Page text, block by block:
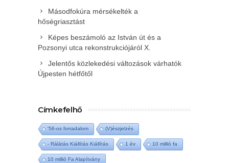
Másodfokúra mérsékelték a
hőségriasztást
Képes beszámoló az István út és a
Pozsonyi utca rekonstrukciójáról X.
Jelentős közlekedési változások várhatók
Újpesten hétfőtől
Címkefelhő
'56-os forradalom (V)észjelzés
- Rálátás Kiállítás Kiállítás 1 év 10 millió fa
10 millió Fa Alapítvány